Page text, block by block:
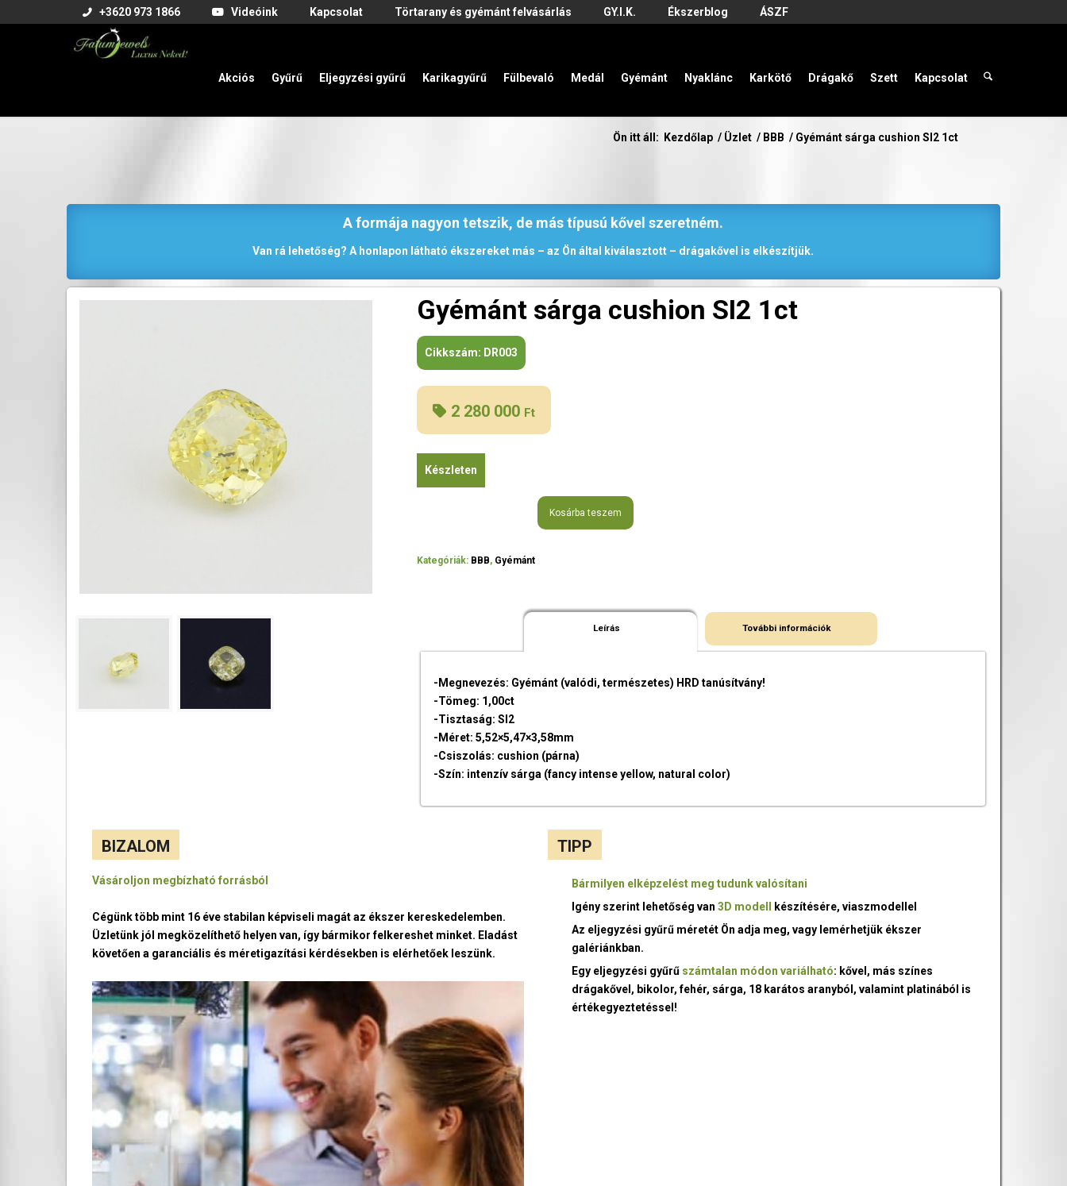
+3620 973 1866 Videóink Kapcsolat Törtarany és gyémánt felvásárlás GY.I.K. Ékszerblog ÁSZF
Akciós Gyűrű Eljegyzési gyűrű Karikagyűrű Fülbevaló Medál Gyémánt Nyaklánc Karkötő Drágakő Szett Kapcsolat
Ön itt áll: Kezdőlap / Üzlet / BBB / Gyémánt sárga cushion SI2 1ct
A formája nagyon tetszik, de más típusú kővel szeretném.
Van rá lehetőség? A honlapon látható ékszereket más – az Ön által kiválasztott – drágakővel is elkészítjük.
Gyémánt sárga cushion SI2 1ct
Cikkszám: DR003
2 280 000 Ft
Készleten
Kosárba teszem
Kategóriák: BBB, Gyémánt
Leírás További információk
-Megnevezés: Gyémánt (valódi, természetes) HRD tanúsítvány!
-Tömeg: 1,00ct
-Tisztaság: SI2
-Méret: 5,52×5,47×3,58mm
-Csiszolás: cushion (párna)
-Szín: intenzív sárga (fancy intense yellow, natural color)
BIZALOM
Vásároljon megbízható forrásból
Cégünk több mint 16 éve stabilan képviseli magát az ékszer kereskedelemben.
Üzletünk jól megközelíthető helyen van, így bármikor felkereshet minket. Eladást
követően a garanciális és méretigazítási kérdésekben is elérhetőek leszünk.
TIPP
Bármilyen elképzelést meg tudunk valósítani
Igény szerint lehetőség van3D modell
készítésére, viaszmodellel
Az eljegyzési gyűrű méretét Ön adja meg, vagy lemérhetjük ékszer
galériánkban.
Egy eljegyzési gyűrű számtalan módon variálható: kővel, más színes
drágakővel, bikolor, fehér, sárga, 18 karátos aranyból, valamint platinából is
értékegyeztetéssel!